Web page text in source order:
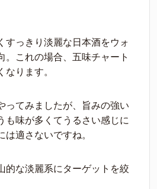
すっきり淡麗な日本酒をウォ
。これの場合、五味チャート
なります。
ってみましたが、旨みの強い
も味が多くてうるさい感じに
は適さないですね。
的な淡麗系にターゲットを絞